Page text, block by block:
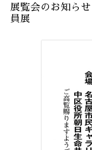
展覧会のお知ら
員展